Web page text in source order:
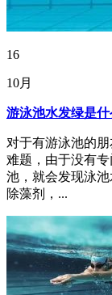
16
10月
游泳池水发绿是什
对于有游泳池的
难题，由于没有
池，就会发现泳
除藻剂，...